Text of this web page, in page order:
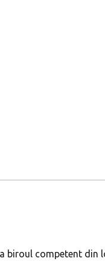
biroul competent din